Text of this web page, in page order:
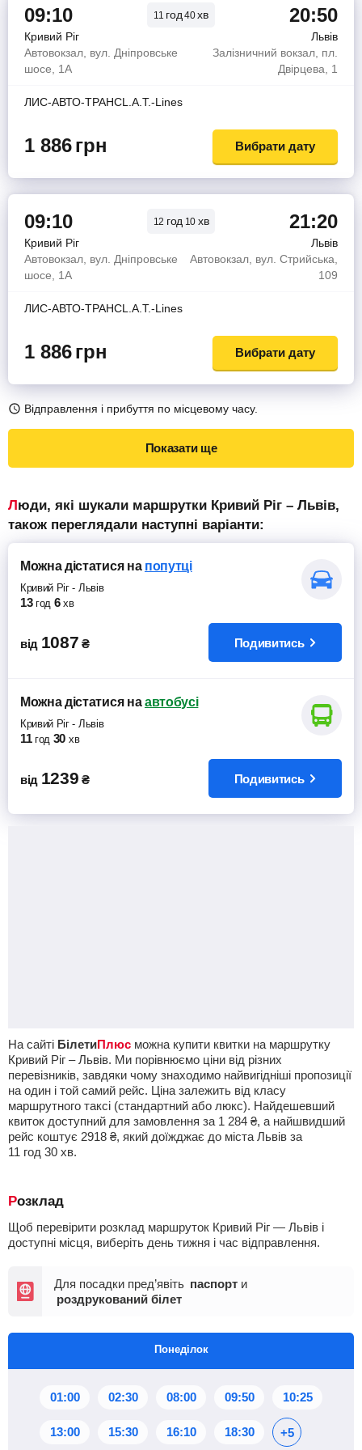
09:10 11 год40хв 20:50
Кривий Ріг
Львів
Автовокзал, вул. Дніпровське
шосе, 1А
Залізничний вокзал, пл.
Двірцева, 1
ЛИС-АВТО-ТРАНСL.A.T.-Lines
1 886грн Вибрати дату
09:10 12 год 10 хв 21:20
Кривий Ріг
Львів
Автовокзал, вул. Дніпровське
шосе, 1А
Автовокзал, вул. Стрийська,
109
ЛИС-АВТО-ТРАНСL.A.T.-Lines
1 886грн Вибрати дату
Відправлення і прибуття по місцевому часу.
Показати ще
Люди, які шукали маршрутки Кривий Ріг – Львів,
також переглядали наступні варіанти:
Можна дістатисяна попутці
Кривий Ріг- Львів
13 год 6 хв
від 1087 ₴ Подивитись
Можна дістатисяна автобусі
Кривий Ріг- Львів
11 год 30 хв
від 1239 ₴ Подивитись
На сайті БілетиПлюс можна купити квитки на маршрутку
Кривий Ріг – Львів. Ми порівнюємо ціни від різних
перевізників, завдяки чому знаходимо найвигідніші пропозиції
на один і той самий рейс. Ціна залежить від класу
маршрутного таксі (стандартний або люкс). Найдешевший
квиток доступний для замовлення за 1 284 ₴, а найшвидший
рейс коштує 2918 ₴, який доїжджає до міста Львів за
11 год 30 хв.
Розклад
Щоб перевірити розклад маршруток Кривий Ріг — Львів і
доступні місця, виберіть день тижня і час відправлення.
Для посадки пред’явіть паспорт и
роздрукований білет
Понеділок
01:00 02:30 08:00 09:50 10:25
13:00 15:30 16:10 18:30 +5